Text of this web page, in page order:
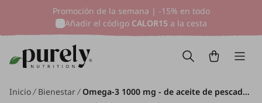
Promoción de la semana | -15% en todo
Añadir el código CALOR15 a la cesta
Inicio Bienestar Omega-3 1000 mg - de aceite de pescado, 60 cápsulas blandas